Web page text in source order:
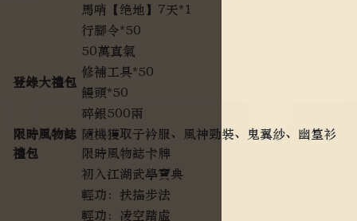
馬哨【绝地】7天*1
行腳令*50
登錄大禮包
50萬真氣
修補工具*50
饅頭*50
碎銀500兩
限時風物誌
禮包
隨機獲取子衿服、風神勁裝、鬼翼紗、幽篁衫
限時風物誌卡牌
初入江湖武學寶典
輕功：扶搖步法
輕功：凌空踏虛